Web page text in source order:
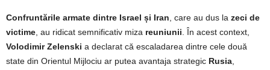
Confruntările armate dintre Israel și Iran , care au dus la zeci de
victime , au ridicat semnificativ miza reuniunii . În acest context,
Volodimir Zelenski a declarat că escaladarea dintre cele două
state din Orientul Mijlociu ar putea avantaja strategic Rusia